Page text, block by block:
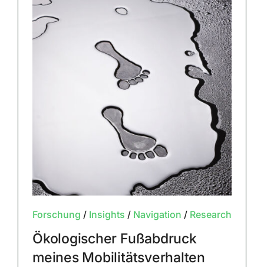
Forschung / Insights / Navigation / Research
Ökologischer Fußabdruck
meines Mobilitätsverhalten